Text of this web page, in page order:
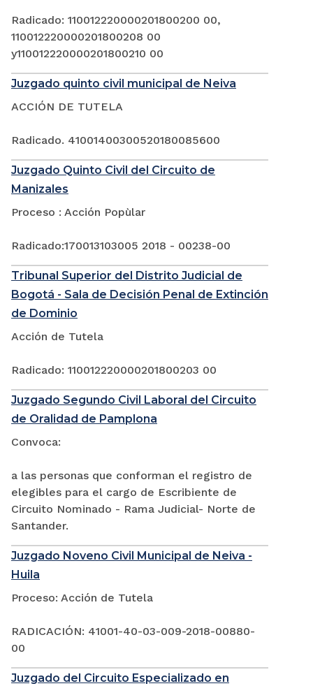
Radicado: 110012220000201800200 00,
110012220000201800208 00
y110012220000201800210 00
Juzgado quinto civil municipal de Neiva
ACCIÓN DE TUTELA
Radicado. 41001400300520180085600
Juzgado Quinto Civil del Circuito de
Manizales
Proceso : Acción Popùlar
Radicado:170013103005 2018 - 00238-00
Tribunal Superior del Distrito Judicial de
Bogotá - Sala de Decisión Penal de Extinción
de Dominio
Acción de Tutela
Radicado: 110012220000201800203 00
Juzgado Segundo Civil Laboral del Circuito
de Oralidad de Pamplona
Convoca:
a las personas que conforman el registro de
elegibles para el cargo de Escribiente de
Circuito Nominado - Rama Judicial- Norte de
Santander.
Juzgado Noveno Civil Municipal de Neiva -
Huila
Proceso: Acción de Tutela
RADICACIÓN: 41001-40-03-009-2018-00880-
00
Juzgado del Circuito Especializado en